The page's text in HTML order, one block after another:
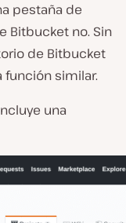
pestaña de
Bitbucket no. Sin
de Bitbucket
función similar.
una